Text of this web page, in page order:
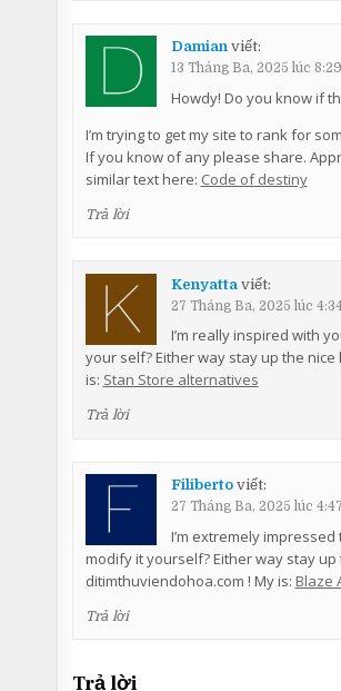
Damian viết:
13 Tháng Ba, 2025 lúc
Howdy! Do you know if
I’m trying to get my site to rank for
If you know of any please share.
similar text here: Code of destiny
Trả lời
Kenyatta viết:
27 Tháng Ba, 2025 lúc
I’m really inspired with
your self? Either way stay up the
is: Stan Store alternatives
Trả lời
Filiberto viết:
27 Tháng Ba, 2025 lúc
I’m extremely
modify it yourself? Either way stay
ditimthuviendohoa.com ! My is: Blaze
Trả lời
Trả lời